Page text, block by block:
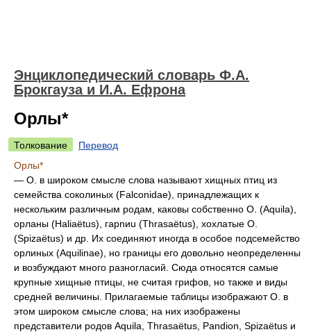
Энциклопедический словарь Ф.А.
Брокгауза и И.А. Ефрона
Орлы*
Толкование
Перевод
Орлы*
— О. в широком смысле слова называют хищных птиц из
семейства соколиных (Falconidae), принадлежащих к
нескольким различным родам, каковы собственно О. (Aquila),
орланы (Haliaёtus), гарnиu (Thrasaёtus), хохлатые О.
(Spizaёtus) и др. Их соединяют иногда в особое подсемейство
орлиных (Aquilinae), но границы его довольно неопределенны
и возбуждают много разногласий. Сюда относятся самые
крупные хищные птицы, не считая грифов, но также и виды
средней величины. Прилагаемые таблицы изображают О. в
этом широком смысле слова; на них изображены
представители родов Aquila, Thrasaёtus, Pandion, Spizaёtus и